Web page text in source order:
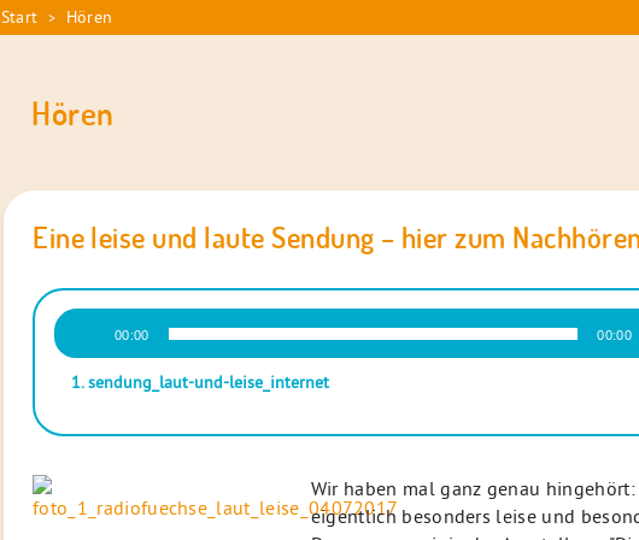
Sie
Start > Hören
Hören
Eine leise und laute Sendung – hier zum
Audio-
Player
00:00 00:00
1.sendung_laut-und-leise_internet
Wir haben mal ganz genau hingehört:
eigentlich besonders leise und